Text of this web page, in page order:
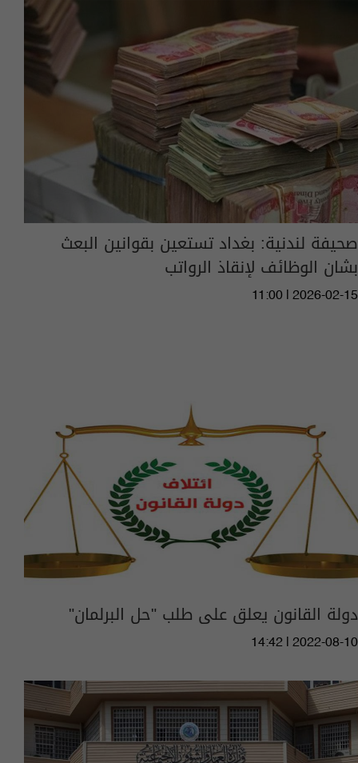
صحيفة لندنية: بغداد تستعين بقوانين البعث
بشان الوظائف لإنقاذ الرواتب
11:00 | 2026-02-15
دولة القانون يعلق على طلب "حل البرلمان"
14:42 | 2022-08-10